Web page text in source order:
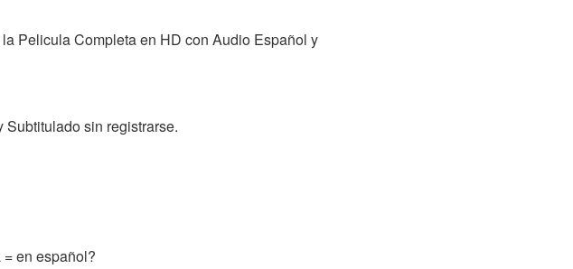
Pelicula Completa en HD con Audio Español y
sin registrarse.
en español?